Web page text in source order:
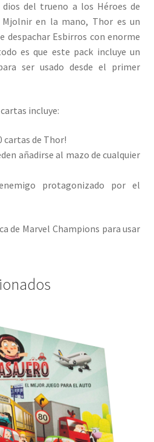
del trueno a los Héroes de
Mjolnir en la mano, Thor es un
despachar Esbirros con enorme
es que este pack incluye un
ser usado desde el primer
incluye:
cartas de Thor!
añadirse al mazo de cualquier
protagonizado por el
de Marvel Champions para usar